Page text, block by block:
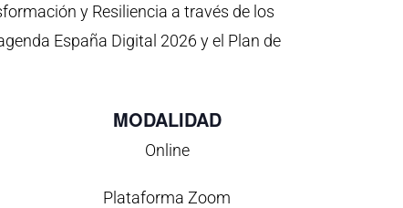
y Resiliencia a través de los
España Digital 2026 y el Plan de
MODALIDAD
Online
Plataforma Zoom